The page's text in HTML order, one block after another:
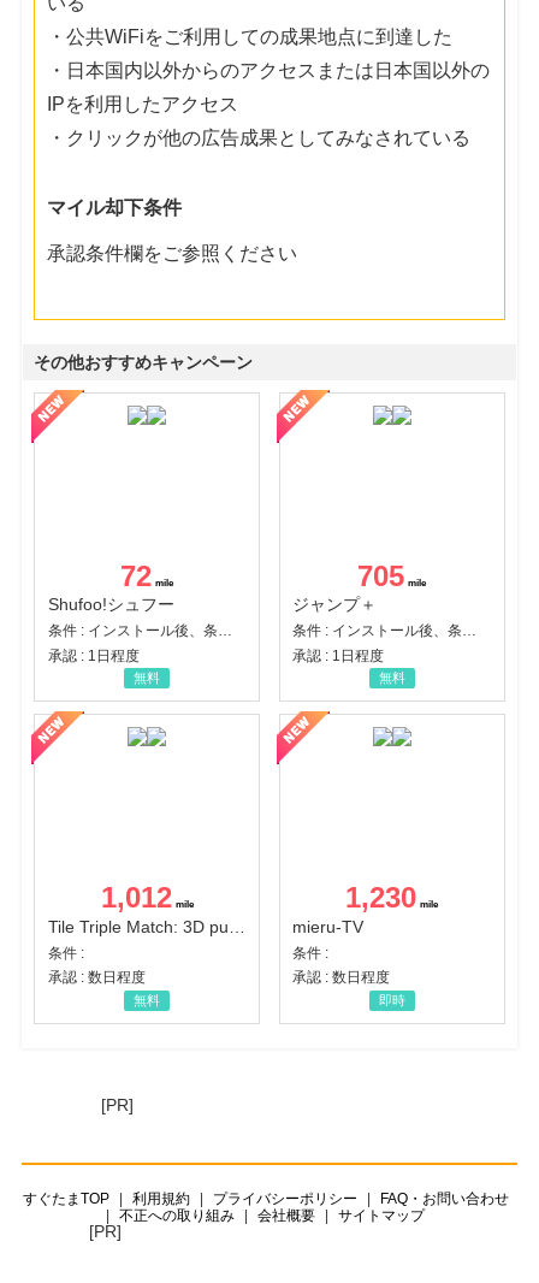
・公共WiFiをご利用しての成果地点に到達した
・日本国内以外からのアクセスまたは日本国以外の
IPを利用したアクセス
・クリックが他の広告成果としてみなされている
マイル却下条件
承認条件欄をご参照ください
その他おすすめキャンペーン
72
Shufoo!シュフー
条件 : インストール後、条件達成
承認 : 1日程度
無料
705
ジャンプ＋
条件 : インストール後、条件達成
承認 : 1日程度
無料
1,012
条件 :
承認 : 数日程度
無料
1,230
mieru-TV
条件 :
承認 : 数日程度
即時
[PR]
すぐたまTOP 利用規約 プライバシーポリシー
FAQ・お問い合わせ
不正への取り組み
会社概要 サイトマップ
[PR]